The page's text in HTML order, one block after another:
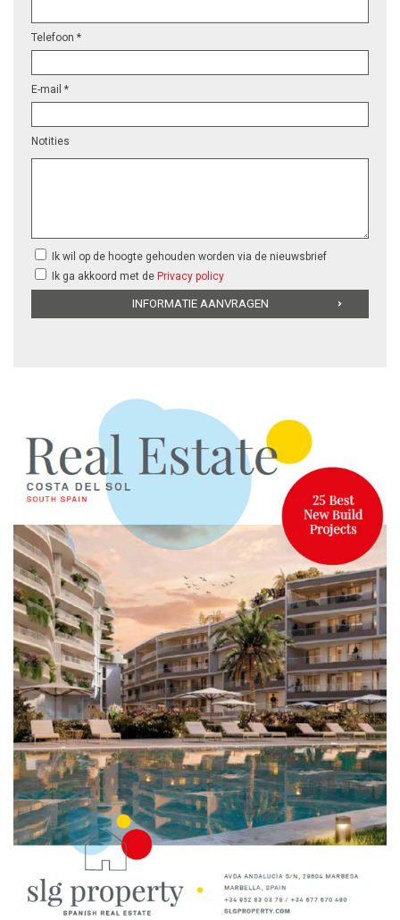
Telefoon *
E-mail *
Notities
Ik wil op de hoogte gehouden worden via de nieuwsbrief
Ik ga akkoord met de Privacy policy